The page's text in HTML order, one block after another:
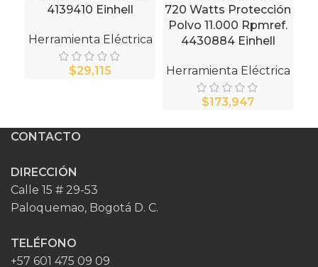
4139410 Einhell
Herramienta Eléctrica
$
720 Watts Protección
Polvo 11.000 Rpmref.
4430884 Einhell
Herramienta Eléctrica
$
CONTACTO
DIRECCIÓN
Calle 15 # 29-53
Paloquemao, Bogotá D. C.
TELÉFONO
+57 601 475 09 09